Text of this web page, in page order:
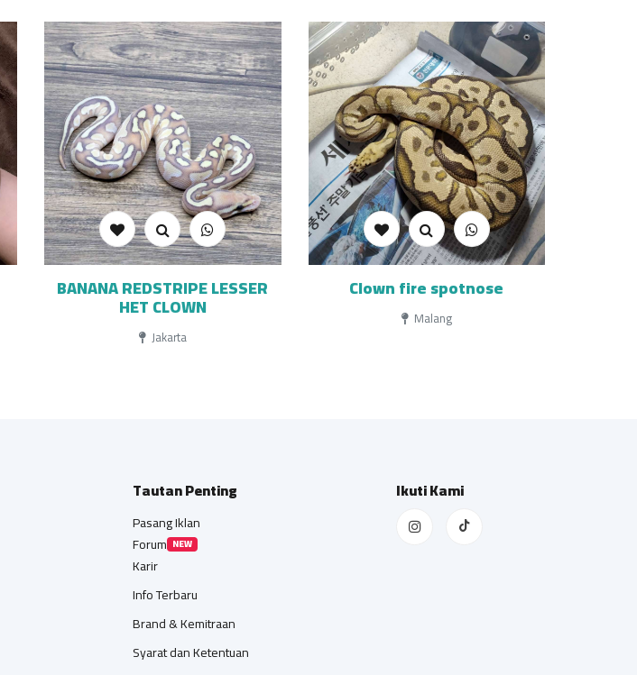
BANANA REDSTRIPE LESSER
HET CLOWN
Jakarta
Clown fire spotnose
Malang
Tautan Penting
Pasang Iklan
Forum NEW
Karir
Info Terbaru
Brand & Kemitraan
Syarat dan Ketentuan
Ikuti Kami